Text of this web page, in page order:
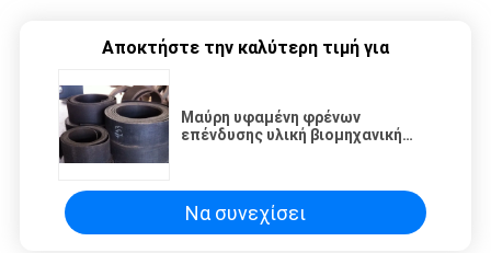
Αποκτήστε την καλύτερη τιμή για
Μαύρη υφαμένη φρένων
επένδυσης υλική βιομηχανική
Να συνεχίσει